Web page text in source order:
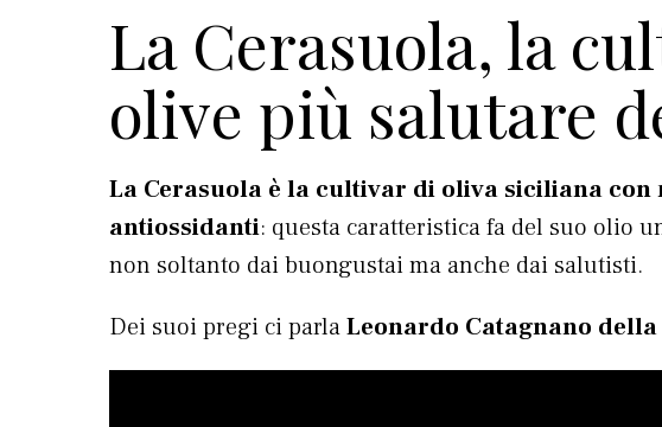
La Cerasuola, la
olive più salutare
La Cerasuola è la cultivar di oliva siciliana
antiossidanti: questa caratteristica fa del suo olio
non soltanto dai buongustai ma anche dai salutisti.
Dei suoi pregi ci parlaLeonardo Catagnano